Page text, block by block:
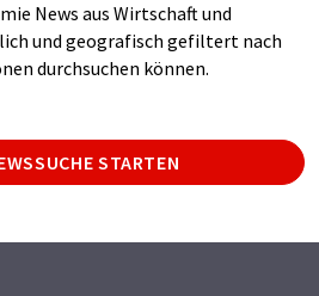
News aus Wirtschaft und
und geografisch gefiltert nach
durchsuchen können.
STARTEN